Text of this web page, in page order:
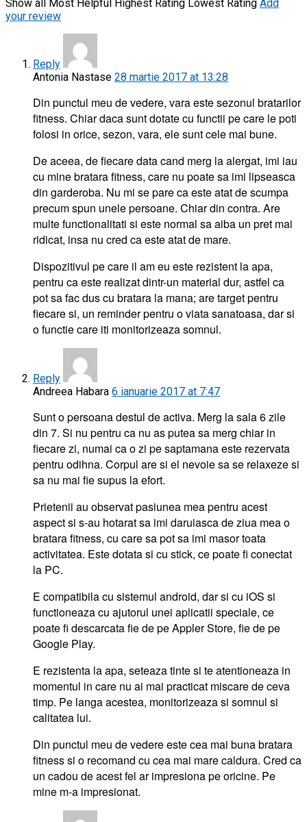
Show all Most Helpful Highest Rating Lowest Rating Add
your review
Reply
Antonia Nastase 28 martie 2017 at 13:28
Din punctul meu de vedere, vara este sezonul bratarilor
fitness. Chiar daca sunt dotate cu functii pe care le poti
folosi in orice, sezon, vara, ele sunt cele mai bune.
De aceea, de fiecare data cand merg la alergat, imi iau
cu mine bratara fitness, care nu poate sa imi lipseasca
din garderoba. Nu mi se pare ca este atat de scumpa
precum spun unele persoane. Chiar din contra. Are
multe functionalitati si este normal sa aiba un pret mai
ridicat, insa nu cred ca este atat de mare.
Dispozitivul pe care il am eu este rezistent la apa,
pentru ca este realizat dintr-un material dur, astfel ca
pot sa fac dus cu bratara la mana; are target pentru
fiecare si, un reminder pentru o viata sanatoasa, dar si
o functie care iti monitorizeaza somnul.
Reply
Andreea Habara 6 ianuarie 2017 at 7:47
Sunt o persoana destul de activa. Merg la sala 6 zile
din 7. Si nu pentru ca nu as putea sa merg chiar in
fiecare zi, numai ca o zi pe saptamana este rezervata
pentru odihna. Corpul are si el nevoie sa se relaxeze si
sa nu mai fie supus la efort.
Prietenii au observat pasiunea mea pentru acest
aspect si s-au hotarat sa imi daruiasca de ziua mea o
bratara fitness, cu care sa pot sa imi masor toata
activitatea. Este dotata si cu stick, ce poate fi conectat
la PC.
E compatibila cu sistemul android, dar si cu iOS si
functioneaza cu ajutorul unei aplicatii speciale, ce
poate fi descarcata fie de pe Appler Store, fie de pe
Google Play.
E rezistenta la apa, seteaza tinte si te atentioneaza in
momentul in care nu ai mai practicat miscare de ceva
timp. Pe langa acestea, monitorizeaza si somnul si
calitatea lui.
Din punctul meu de vedere este cea mai buna bratara
fitness si o recomand cu cea mai mare caldura. Cred ca
un cadou de acest fel ar impresiona pe oricine. Pe
mine m-a impresionat.